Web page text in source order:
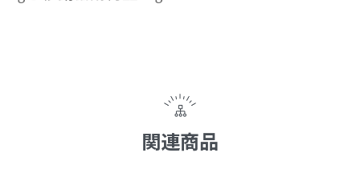
関連商品